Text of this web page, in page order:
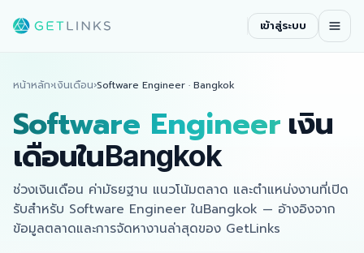
เข้าสู่ระบบ
หน้าหลัก›เงินเดือน›Software Engineer · Bangkok
Software Engineer เงิน
เดือนในBangkok
ช่วงเงินเดือน ค่ามัธยฐาน แนวโน้มตลาด และตำแหน่งงานที่เปิด
รับสำหรับ Software Engineer ในBangkok — อ้างอิงจาก
ข้อมูลตลาดและการจัดหางานล่าสุดของ GetLinks